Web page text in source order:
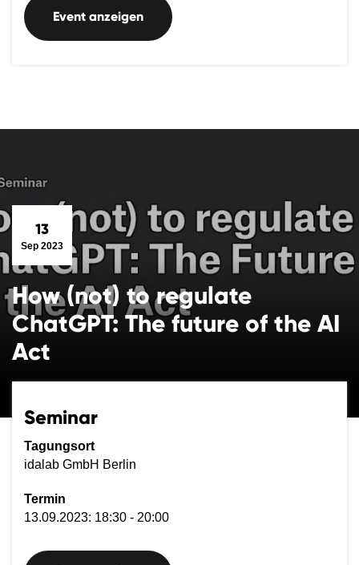
Event anzeigen
13
Sep 2023
How (not) to regulate
ChatGPT: The future of the AI
Act
Seminar
Tagungsort
idalab GmbH Berlin
Termin
13.09.2023: 18:30 - 20:00